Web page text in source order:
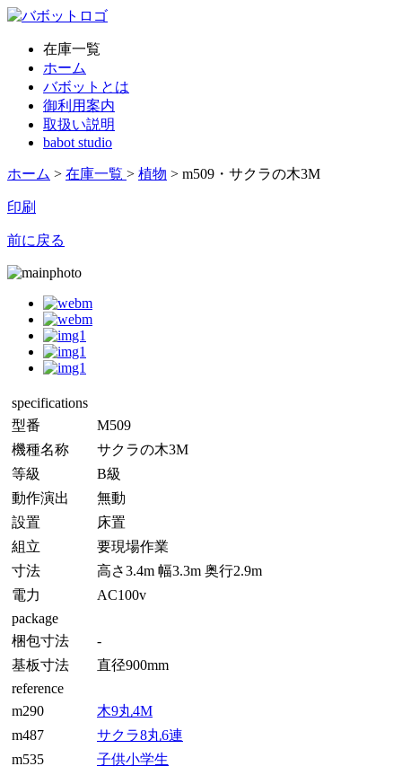
在庫一覧
ホーム
バボットとは
御利用案内
取扱い説明
babot studio
ホーム > 在庫一覧 > 植物 > m509・サクラの木3M
印刷
前に戻る
specifications
型番
M509
機種名称
サクラの木3M
等級
B級
動作演出
無動
設置
床置
組立
要現場作業
寸法
高さ3.4m 幅3.3m 奥行2.9m
電力
AC100v
package
梱包寸法
-
基板寸法
直径900mm
reference
m290
木9丸4M
m487
サクラ8丸6連
m535
子供小学生